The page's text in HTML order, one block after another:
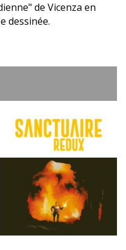
de Vicenza en
dessinée.